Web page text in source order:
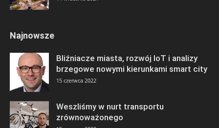
Najnowsze
Bliźniacze miasta, rozwój IoT i analizy
brzegowe nowymi kierunkami smart city
15 czerwca 2022
Weszliśmy w nurt transportu
zrównoważonego